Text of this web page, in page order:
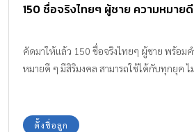
150 ชื่อจริงไทยๆ ผู้ชาย ความหมาย
คัดมาให้แล้ว 150 ชื่อจริงไทยๆ ผู้ชาย พร้อม
หมายดี ๆ มีสิริมงคล สามารถใช้ได้กับทุกยุค ไ
ตั้งชื่อลูก